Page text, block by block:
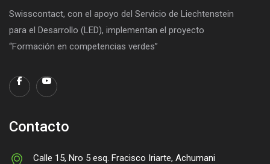
Swisscontact, con el apoyo del Servicio de Liechtenstein
para el Desarrollo (LED), implementan el proyecto
“Formación en competencias verdes”
Contacto
Calle 15, Nro 5 esq. Fracisco Iriarte, Achumani